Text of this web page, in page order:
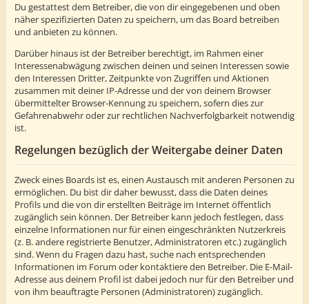
Du gestattest dem Betreiber, die von dir eingegebenen und oben
näher spezifizierten Daten zu speichern, um das Board betreiben
und anbieten zu können.
Darüber hinaus ist der Betreiber berechtigt, im Rahmen einer
Interessenabwägung zwischen deinen und seinen Interessen sowie
den Interessen Dritter, Zeitpunkte von Zugriffen und Aktionen
zusammen mit deiner IP-Adresse und der von deinem Browser
übermittelter Browser-Kennung zu speichern, sofern dies zur
Gefahrenabwehr oder zur rechtlichen Nachverfolgbarkeit notwendig
ist.
Regelungen bezüglich der Weitergabe deiner Daten
Zweck eines Boards ist es, einen Austausch mit anderen Personen zu
ermöglichen. Du bist dir daher bewusst, dass die Daten deines
Profils und die von dir erstellten Beiträge im Internet öffentlich
zugänglich sein können. Der Betreiber kann jedoch festlegen, dass
einzelne Informationen nur für einen eingeschränkten Nutzerkreis
(z. B. andere registrierte Benutzer, Administratoren etc.) zugänglich
sind. Wenn du Fragen dazu hast, suche nach entsprechenden
Informationen im Forum oder kontaktiere den Betreiber. Die E-Mail-
Adresse aus deinem Profil ist dabei jedoch nur für den Betreiber und
von ihm beauftragte Personen (Administratoren) zugänglich.